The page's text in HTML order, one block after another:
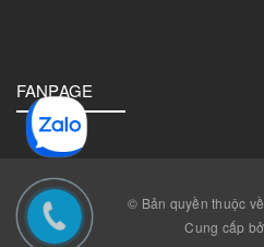
FANPAGE
© Bản quyền thuộc
Cung cấp